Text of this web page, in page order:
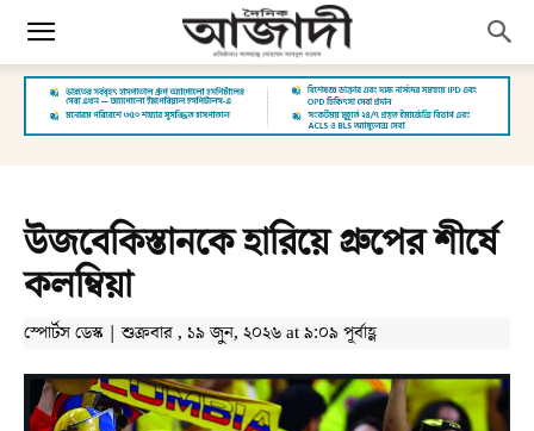
উজবেকিস্তানকে হারিয়ে গ্রুপের শীর্ষে
কলম্বিয়া
স্পোর্টস ডেস্ক | শুক্রবার , ১৯ জুন, ২০২৬ at ৯:০৯ পূর্বাহ্ণ